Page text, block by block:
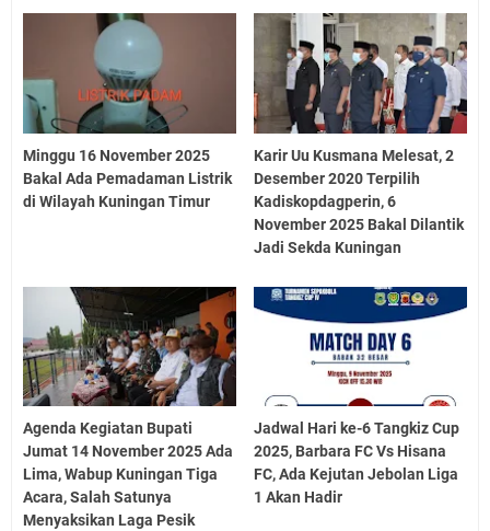
Minggu 16 November 2025
Bakal Ada Pemadaman Listrik
di Wilayah Kuningan Timur
Karir Uu Kusmana Melesat, 2
Desember 2020 Terpilih
Kadiskopdagperin, 6
November 2025 Bakal Dilantik
Jadi Sekda Kuningan
Agenda Kegiatan Bupati
Jumat 14 November 2025 Ada
Lima, Wabup Kuningan Tiga
Acara, Salah Satunya
Menyaksikan Laga Pesik
Jadwal Hari ke-6 Tangkiz Cup
2025, Barbara FC Vs Hisana
FC, Ada Kejutan Jebolan Liga
1 Akan Hadir